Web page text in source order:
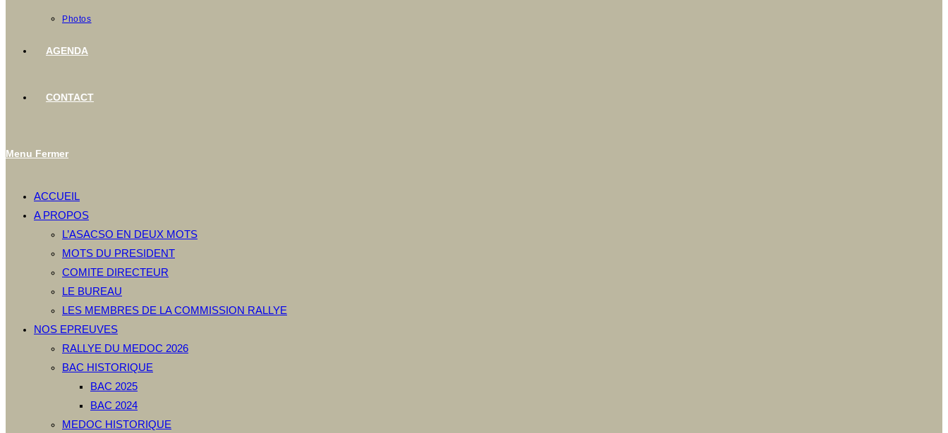
Photos
AGENDA
CONTACT
Menu Fermer
ACCUEIL
A PROPOS
L’ASACSO EN DEUX MOTS
MOTS DU PRESIDENT
COMITE DIRECTEUR
LE BUREAU
LES MEMBRES DE LA COMMISSION RALLYE
NOS EPREUVES
RALLYE DU MEDOC 2026
BAC HISTORIQUE
BAC 2025
BAC 2024
MEDOC HISTORIQUE